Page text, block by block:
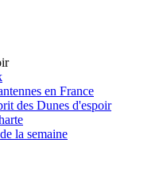
en France
des Dunes d'espoir
la semaine